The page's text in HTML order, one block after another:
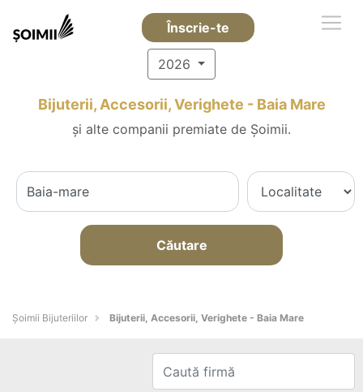
Înscrie-te
2026
Bijuterii, Accesorii, Verighete - Baia Mare
și alte companii premiate de Șoimii.
Căutare
Şoimii Bijuteriilor Bijuterii, Accesorii, Verighete - Baia Mare